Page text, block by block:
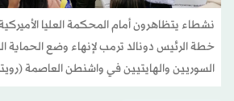
نشطاء يتظاهرون أمام المحكمة العليا
خطة الرئيس دونالد ترمب لإنهاء وضع الحماية
السوريين والهايتيين في واشنطن العاصمة